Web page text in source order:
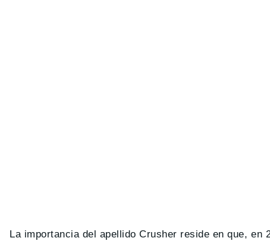
La importancia del apellido Crusher reside en que,